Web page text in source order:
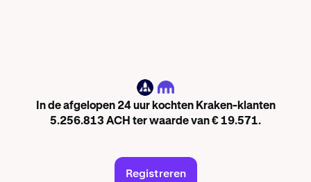
ACH
In de afgelopen 24 uur kochten Kraken-klanten
5.256.813 ACH ter waarde van € 19.571.
Registreren